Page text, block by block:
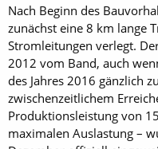
Nach Beginn des
zunächst eine 8 km lange
Stromleitungen verlegt.
2012 vom Band, auch
des Jahres 2016 gänzlich
zwischenzeitlichem
Produktionsleistung von
maximalen Auslastung –